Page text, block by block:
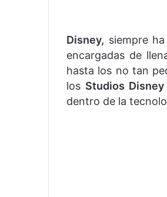
Disney, siempre
encargadas de
hasta los no tan
los Studios Disney
dentro de la